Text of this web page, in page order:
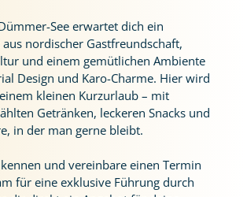
See erwartet dich ein
nordischer Gastfreundschaft,
und einem gemütlichen Ambiente
Design und Karo-Charme. Hier wird
kleinen Kurzurlaub – mit
Getränken, leckeren Snacks und
in der man gerne bleibt.
und vereinbare einen Termin
für eine exklusive Führung durch